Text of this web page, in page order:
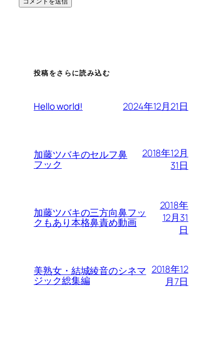
投稿をさらに読み込む
Hello world! 2024年12月21日
加藤ツバキのセルフ鼻
フック
2018年12月
31日
加藤ツバキの三方向鼻フッ
クもあり本格鼻責め動画
2018年
12月31
日
美熟女・結城綾音のシネマ
ジック総集編
2018年12
月7日